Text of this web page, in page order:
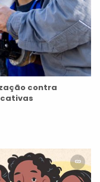
contra